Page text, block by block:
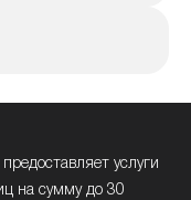
услуги
на сумму до 30